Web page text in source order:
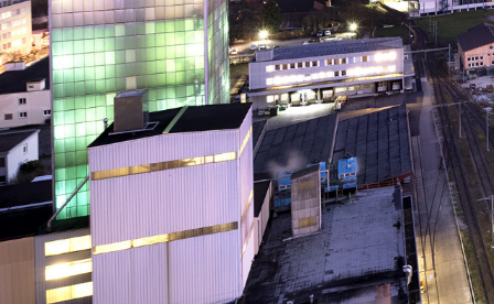
Amtliche Publikationen
Medienmitteilungen
Baupublikationen
Burgdorf baut
Home
Öffnungszeiten & Kontakt
Veranstaltungskalender